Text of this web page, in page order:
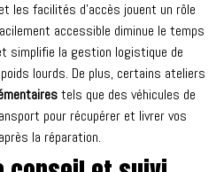
les facilités d’accès jouent un rôle
accessible diminue le temps
simplifie la gestion logistique de
lourds. De plus, certains ateliers
tels que des véhicules de
pour récupérer et livrer vos
la réparation.